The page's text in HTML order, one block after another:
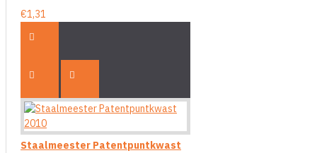
€1,31
Staalmeester Patentpuntkwast